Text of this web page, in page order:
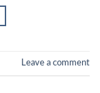
Leave a comment